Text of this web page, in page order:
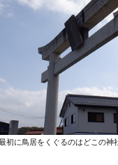
初に鳥居をくぐるのはどこの神